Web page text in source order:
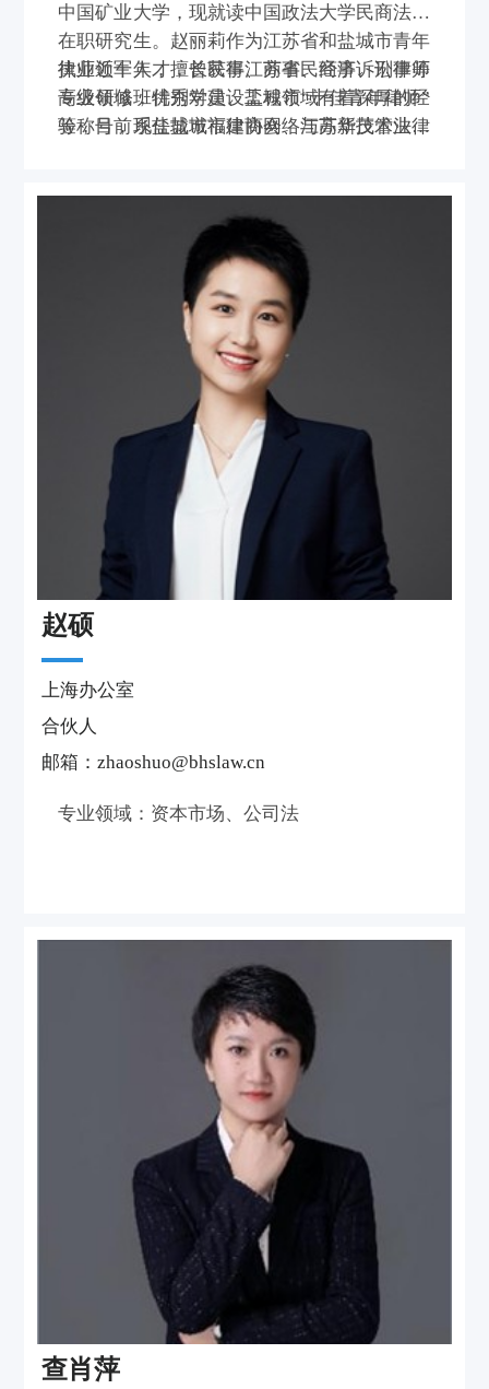
中国矿业大学，现就读中国政法大学民商法学
在职研究生。赵丽莉作为江苏省和盐城市青年
律师领军人才，曾获得江苏省民商事诉讼律师
高级研修班优秀学员、盐城市“十佳青年律师”
等称号，现任盐城市律协网络与高新技术法律
执业近十年，擅长民事、商事、经济、刑事等
专业领域，特别对建设工程领域有着深厚的经
验，目前系盐城市福建商会、江苏华茂管业有
问，曾与中国民生银行盐城分行、盐城农商银
行、盐城市第一人民医院、盐城市第三人民医
院等有密切合作，凭借自己专业的职业素养，
丰富的执业经验和独到的业务见解，挖掘案件
突破口，尽力为每一个当事人争取最大的合法
权益，深受顾问单位和当事人的信任和一致好
评并达成了长期友好合作关系。
赵硕
上海办公室
合伙人
邮箱：zhaoshuo@bhslaw.cn
专业领域：资本市场、公司法
大项目，包括但不限于：重大资产重组、上市
公司收购、企业再融资（定增、在上交所发行
公司债券）、场外资本市场业务（全国中小企
业股份转让系统、上海股权托管交易中心
等）、私募股权/证券投资基金业务、其他涉
及公司法证券法的项目等，涉及软件、人工智
能、生物医药、餐饮、教育、传统制造业、金
融等行业。
查肖萍